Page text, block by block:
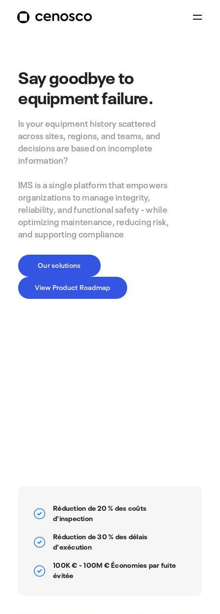
Say goodbye to
equipment failure.
Is your equipment history scattered
across sites, regions, and teams, and
decisions are based on incomplete
information?
IMS is a single platform that empowers
organizations to manage integrity,
reliability, and functional safety - while
optimizing maintenance, reducing risk,
and supporting compliance
Our solutions
View Product Roadmap
Réduction de 20 % des coûts
d'inspection
Réduction de 30 % des délais
d'exécution
100K € - 100M € Économies par fuite
évitée